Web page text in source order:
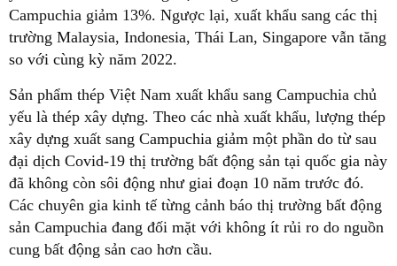
Campuchia giảm 13%. Ngược lại, xuất khẩu sang các thị
trường Malaysia, Indonesia, Thái Lan, Singapore vẫn tăng
so với cùng kỳ năm 2022.
Sản phẩm thép Việt Nam xuất khẩu sang Campuchia chủ
yếu là thép xây dựng. Theo các nhà xuất khẩu, lượng thép
xây dựng xuất sang Campuchia giảm một phần do từ sau
đại dịch Covid-19 thị trường bất động sản tại quốc gia này
đã không còn sôi động như giai đoạn 10 năm trước đó.
Các chuyên gia kinh tế từng cảnh báo thị trường bất động
sản Campuchia đang đối mặt với không ít rủi ro do nguồn
cung bất động sản cao hơn cầu.